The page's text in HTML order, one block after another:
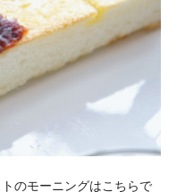
のモーニングはこちらで